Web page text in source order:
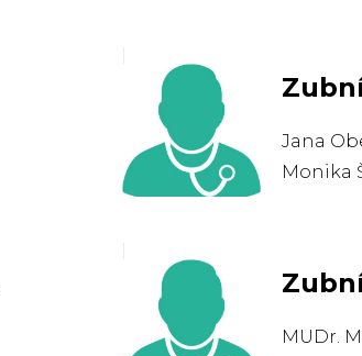
Jana
Monika
MUDr.